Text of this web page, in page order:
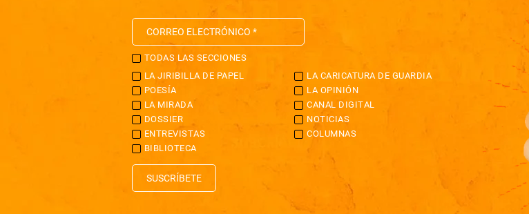
TODAS LAS SECCIONES
LA JIRIBILLA DE PAPEL
LA CARICATURA DE GUARDIA
POESÍA
LA OPINIÓN
LA MIRADA
CANAL DIGITAL
DOSSIER
NOTICIAS
ENTREVISTAS
COLUMNAS
BIBLIOTECA
SUSCRÍBETE